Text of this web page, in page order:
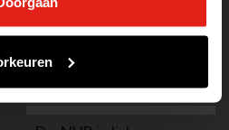
Zoek
Privacy Policy